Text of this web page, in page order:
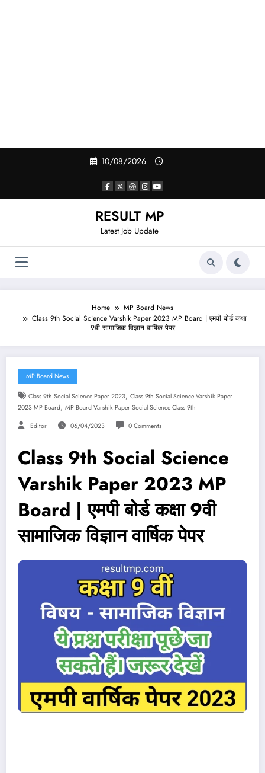
10/08/2026
RESULT MP
Latest Job Update
Home
MP Board News
Class 9th Social Science Varshik Paper 2023 MP Board | एमपी बोर्ड कक्षा
9वी सामाजिक विज्ञान वार्षिक पेपर
MP Board News
Class 9th Social Science Paper 2023, Class 9th Social Science Varshik Paper
2023 MP Board, MP Board Varshik Paper Social Science Class 9th
Editor 06/04/2023 0 Comments
Class 9th Social Science
Varshik Paper 2023 MP
Board | एमपी बोर्ड कक्षा 9वी
सामाजिक विज्ञान वार्षिक पेपर